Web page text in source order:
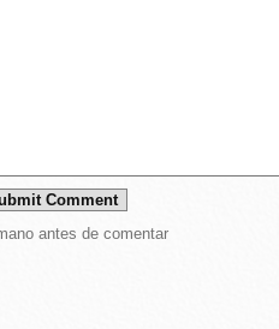
antes de comentar